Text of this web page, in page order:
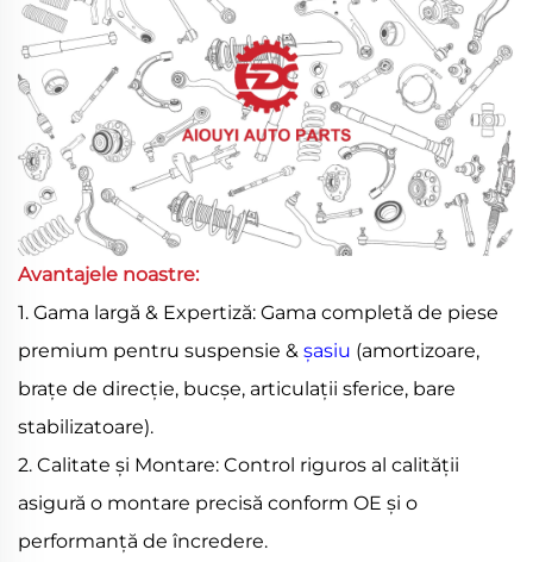
Avantajele noastre:
1. Gama largă & Expertiză: Gama completă de piese
premium pentru suspensie & șasiu (amortizoare,
brațe de direcție, bucșe, articulații sferice, bare
stabilizatoare).
2. Calitate și Montare: Control riguros al calității
asigură o montare precisă conform OE și o
performanță de încredere.